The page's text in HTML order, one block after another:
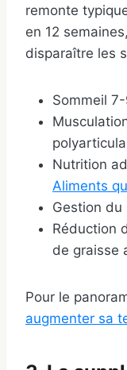
remonte
en 12
disparaître les
Sommeil
Nutrition
Aliments
Gestion du
Réduction
de graisse
Pour le
augmenter sa